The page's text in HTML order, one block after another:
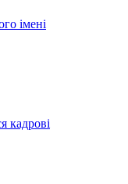
імені
кадрові